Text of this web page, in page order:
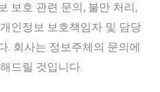
보호 관련 문의, 불만 처리,
인정보 보호책임자 및 담당
. 회사는 정보주체의 문의에
드릴 것입니다.